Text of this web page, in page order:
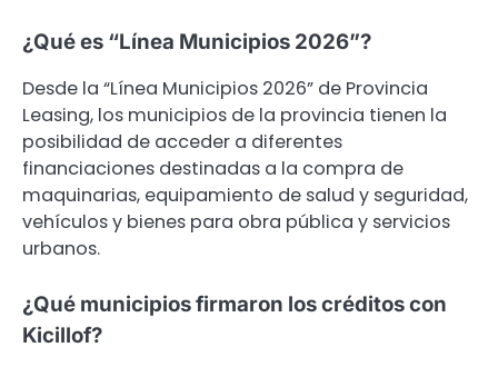
¿Qué es “Línea Municipios 2026”?
Desde la “Línea Municipios 2026” de Provincia
Leasing, los municipios de la provincia tienen la
posibilidad de acceder a diferentes
financiaciones destinadas a la compra de
maquinarias, equipamiento de salud y seguridad,
vehículos y bienes para obra pública y servicios
urbanos.
¿Qué municipios firmaron los créditos con
Kicillof?